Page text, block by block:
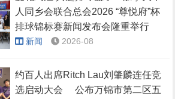
人同乡会联合总会2026 “尊悦府”杯
排球锦标赛新闻发布会隆重举行
新闻 2026-08
约百人出席Ritch Lau刘肇麟连任竞
选启动大会 公布万锦市第二区五